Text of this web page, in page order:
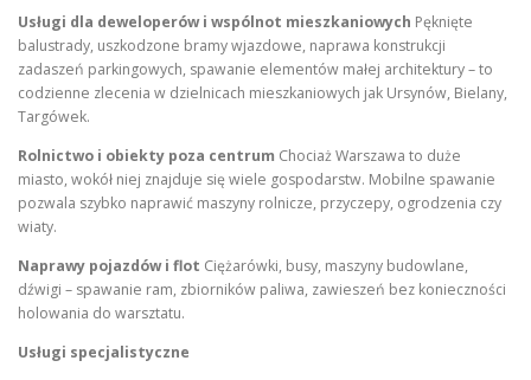
Usługi dla deweloperów i wspólnot mieszkaniowych Pęknięte
balustrady, uszkodzone bramy wjazdowe, naprawa konstrukcji
zadaszeń parkingowych, spawanie elementów małej architektury – to
codzienne zlecenia w dzielnicach mieszkaniowych jak Ursynów, Bielany,
Targówek.
Rolnictwo i obiekty poza centrum Chociaż Warszawa to duże
miasto, wokół niej znajduje się wiele gospodarstw. Mobilne spawanie
pozwala szybko naprawić maszyny rolnicze, przyczepy, ogrodzenia czy
wiaty.
Naprawy pojazdów i flot Ciężarówki, busy, maszyny budowlane,
dźwigi – spawanie ram, zbiorników paliwa, zawieszeń bez konieczności
holowania do warsztatu.
Usługi specjalistyczne